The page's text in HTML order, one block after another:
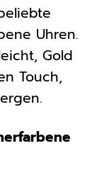
Uhren.
Gold
Touch,